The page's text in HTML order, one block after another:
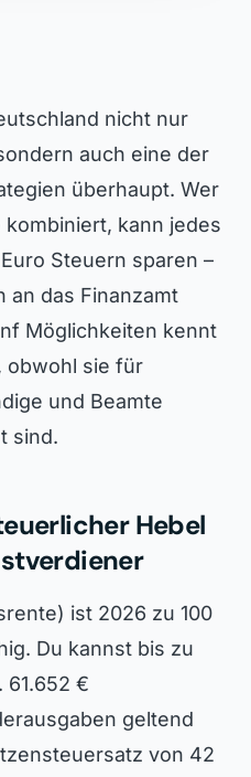
nicht nur
auch eine der
überhaupt. Wer
kann jedes
Steuern sparen –
an das Finanzamt
Möglichkeiten kennt
obwohl sie für
und Beamte
sind.
Hebel
ist 2026 zu 100
Du kannst bis zu
61.652 €
geltend
von 42